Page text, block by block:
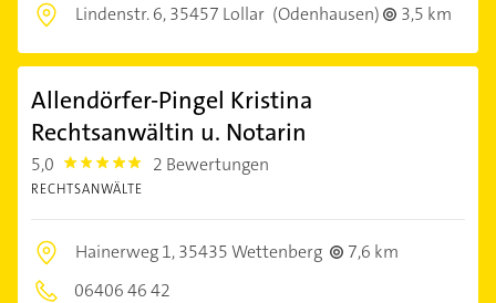
Lindenstr. 6,35457 Lollar (Odenhausen) 3,5 km
Allendörfer-Pingel Kristina
Rechtsanwältin u. Notarin
5,0 5.0 2 Bewertungen
RECHTSANWÄLTE
Hainerweg 1,35435 Wettenberg
7,6 km
06406 46 42